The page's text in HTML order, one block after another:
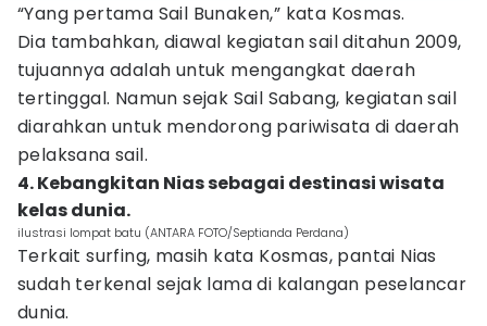
“Yang pertama Sail Bunaken,” kata Kosmas.
Dia tambahkan, diawal kegiatan sail ditahun 2009,
tujuannya adalah untuk mengangkat daerah
tertinggal. Namun sejak Sail Sabang, kegiatan sail
diarahkan untuk mendorong pariwisata di daerah
pelaksana sail.
4. Kebangkitan Nias sebagai destinasi wisata
kelas dunia.
ilustrasi lompat batu (ANTARA FOTO/Septianda Perdana)
Terkait surfing, masih kata Kosmas, pantai Nias
sudah terkenal sejak lama di kalangan peselancar
dunia.